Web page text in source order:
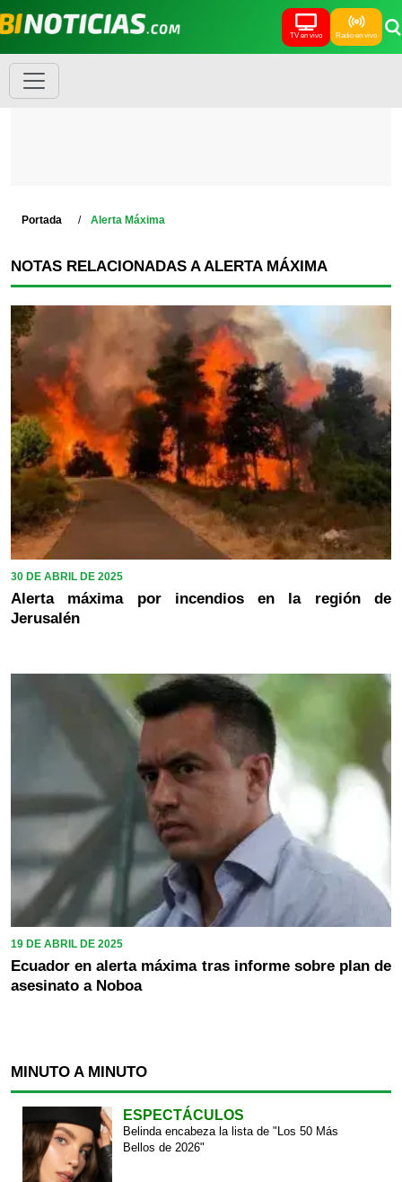
TV en vivo Radio en vivo
Portada Alerta Máxima
NOTAS RELACIONADAS A ALERTA MÁXIMA
30 DE ABRIL DE 2025
Alerta máxima por incendios en la región de
Jerusalén
19 DE ABRIL DE 2025
Ecuador en alerta máxima tras informe sobre plan de
asesinato a Noboa
MINUTO A MINUTO
ESPECTÁCULOS
Belinda encabeza la lista de "Los 50 Más
Bellos de 2026"